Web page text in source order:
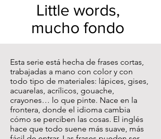
Little words,
mucho fondo
Esta serie está hecha de frases cortas,
trabajadas a mano con color y con
todo tipo de materiales: lápices, gises,
acuarelas, acrílicos, gouache,
crayones… lo que pinte. Nace en la
frontera, donde el idioma cambia
cómo se perciben las cosas. El inglés
hace que todo suene más suave, más